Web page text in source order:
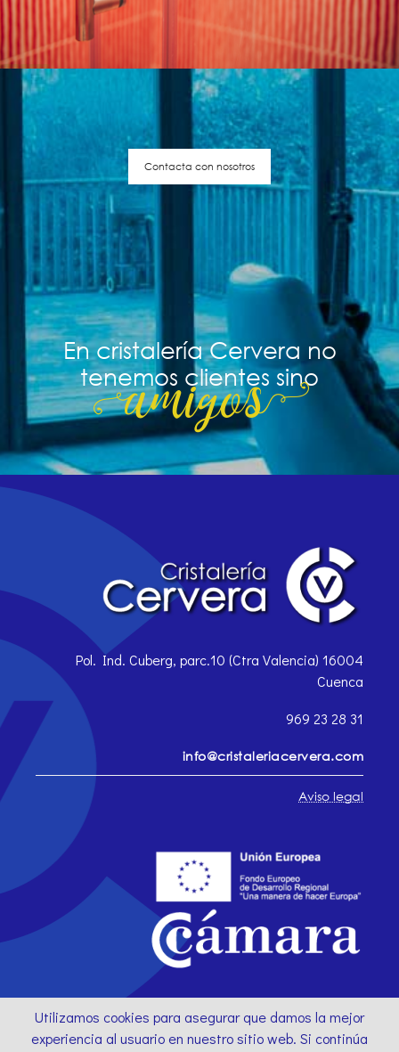
Contacta con nosotros
En cristalería Cervera no
tenemos clientes sino
amigos
Pol. Ind. Cuberg, parc.10 (Ctra Valencia) 16004
Cuenca
969 23 28 31
info@cristaleriacervera.com
Aviso legal
Utilizamos cookies para asegurar que damos la mejor
experiencia al usuario en nuestro sitio web. Si continúa